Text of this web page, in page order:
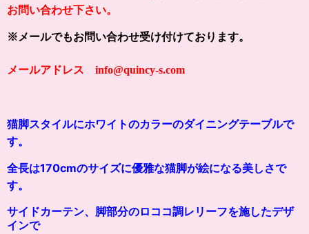
お問い合わせ下さい。
※メールでもお問い合わせ受け付けております。
メールアドレス info@quincy-s.com
猫脚スタイルにホワイトのカラーのダイニングテーブルで
す。
全長は170cmのサイズに優雅な猫脚が絵になる美しさで
す。
サイドカーテン、脚部分のロココ調レリーフを施したデザ
インで